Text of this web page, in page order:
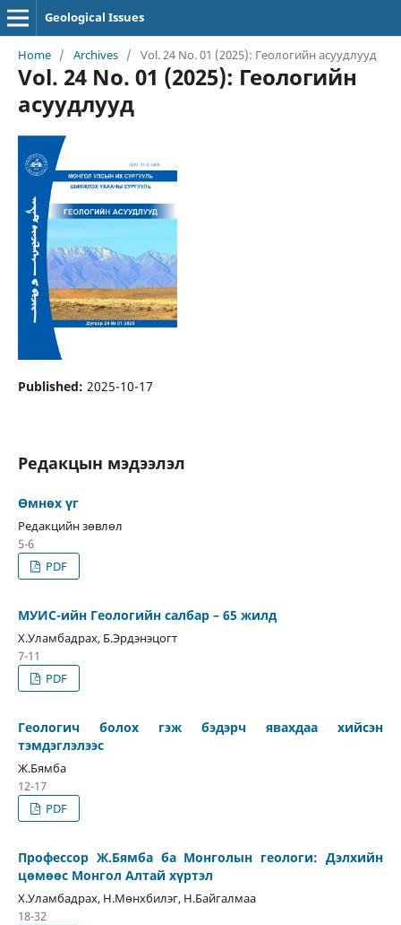
Geological Issues
Home / Archives / Vol. 24 No. 01 (2025): Геологийн асуудлууд
Vol. 24 No. 01 (2025): Геологийн
асуудлууд
Published: 2025-10-17
Редакцын мэдээлэл
Өмнөх үг
Редакцийн зөвлөл
5-6
PDF
МУИС-ийн Геологийн салбар – 65 жилд
Х.Уламбадрах, Б.Эрдэнэцогт
7-11
PDF
Геологич болох гэж бэдэрч явахдаа хийсэн
тэмдэглэлээс
Ж.Бямба
12-17
PDF
Профессор Ж.Бямба ба Монголын геологи: Дэлхийн
цөмөөс Монгол Алтай хүртэл
Х.Уламбадрах, Н.Мөнхбилэг, Н.Байгалмаа
18-32